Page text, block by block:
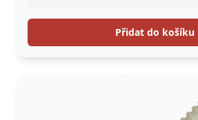
Přidat do košíku